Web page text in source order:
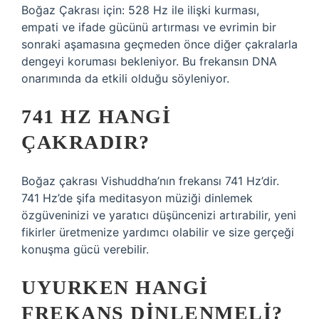
Boğaz Çakrası için: 528 Hz ile ilişki kurması,
empati ve ifade gücünü artırması ve evrimin bir
sonraki aşamasına geçmeden önce diğer çakralarla
dengeyi koruması bekleniyor. Bu frekansın DNA
onarımında da etkili olduğu söyleniyor.
741 HZ HANGI
ÇAKRADIR?
Boğaz çakrası Vishuddha’nın frekansı 741 Hz’dir.
741 Hz’de şifa meditasyon müziği dinlemek
özgüveninizi ve yaratıcı düşüncenizi artırabilir, yeni
fikirler üretmenize yardımcı olabilir ve size gerçeği
konuşma gücü verebilir.
UYURKEN HANGI
FREKANS DINLENMELI?